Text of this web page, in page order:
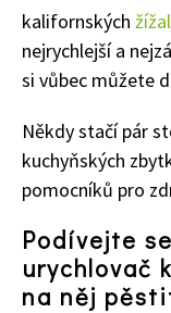
kalifornských žížal
nejrychlejší a
si vůbec můžete
Někdy stačí pár
kuchyňských
pomocníků pro
Podívejte
urychlovač
na něj